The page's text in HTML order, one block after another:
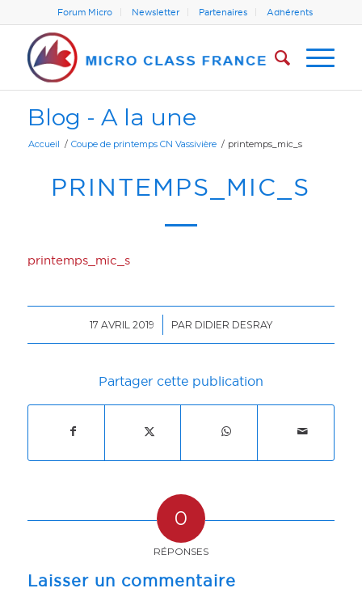
Forum Micro Newsletter Partenaires Adhérents
Blog - A la une
Accueil / Coupe de printemps CN Vassivière / printemps_mic_s
PRINTEMPS_MIC_S
printemps_mic_s
17 AVRIL 2019
/ PAR DIDIER DESRAY
Partager cette publication
0
RÉPONSES
Laisser un commentaire